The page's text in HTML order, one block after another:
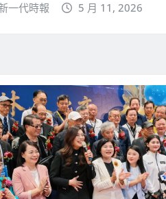
一代時報 5 月 11, 2026